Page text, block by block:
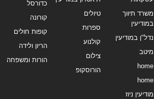
משרד תיווך
במודיעין
נדל"ן במודיעין
מיטב
home
home
מודיעין ניוז
טיולים
ספרות
קולנוע
צילום
הורוסקופ
כדורסל
קורונה
קופות חולים
הריון ולידה
הורות ומשפחה